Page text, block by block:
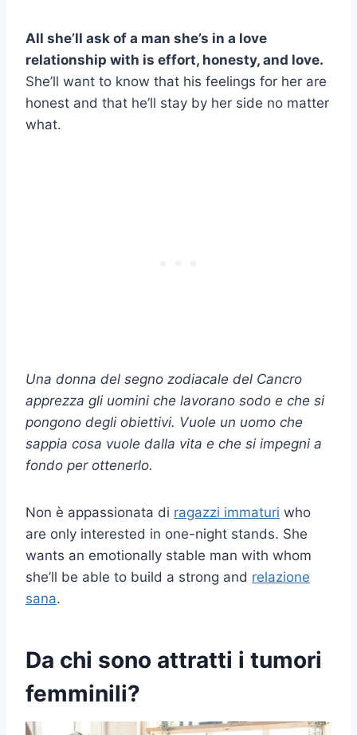
All she’ll ask of a man she’s in a love
relationship with is effort, honesty, and love.
She’ll want to know that his feelings for her are
honest and that he’ll stay by her side no matter
what.
Una donna del segno zodiacale del Cancro
apprezza gli uomini che lavorano sodo e che si
pongono degli obiettivi. Vuole un uomo che
sappia cosa vuole dalla vita e che si impegni a
fondo per ottenerlo.
Non è appassionata di ragazzi immaturi who
are only interested in one-night stands. She
wants an emotionally stable man with whom
she’ll be able to build a strong and relazione
sana.
Da chi sono attratti i tumori
femminili?